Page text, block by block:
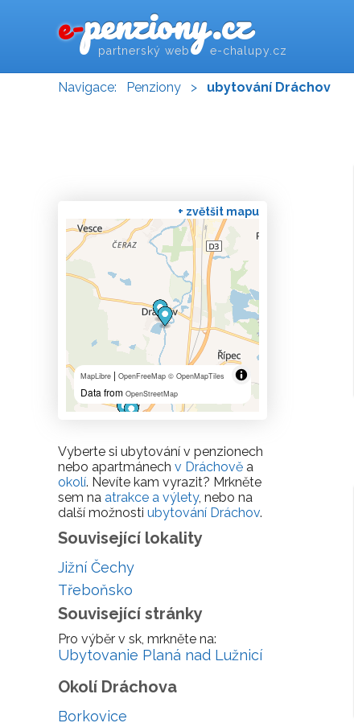
e-penziony.cz
partnerský web e-chalupy.cz
Navigace: Penziony > ubytování Dráchov
+ zvětšit mapu
MapLibre | OpenFreeMap © OpenMapTiles
Data from OpenStreetMap
Vyberte si ubytování v penzionech
nebo apartmánech v Dráchově a
okolí. Nevíte kam vyrazit? Mrkněte
sem na atrakce a výlety, nebo na
další možnosti ubytování Dráchov.
Související lokality
Jižní Čechy
Třeboňsko
Související stránky
Pro výběr v sk, mrkněte na:
Ubytovanie Planá nad Lužnicí
Okolí Dráchova
Borkovice